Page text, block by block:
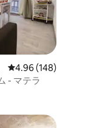
レビュー148件、5つ
4.96 (148)
- マテラ